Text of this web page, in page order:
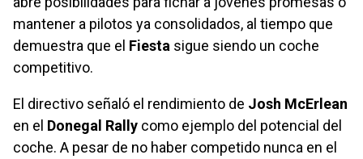
mantener a pilotos ya consolidados, al tiempo que
demuestra que el Fiesta sigue siendo un coche
competitivo.
El directivo señaló el rendimiento de Josh McErlean
en el Donegal Rally como ejemplo del potencial del
coche. A pesar de no haber competido nunca en el